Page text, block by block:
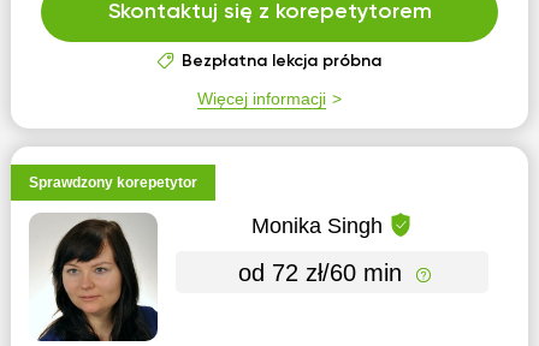
Skontaktuj się z korepetytorem
Bezpłatna lekcja próbna
Więcej informacji
Sprawdzony korepetytor
Monika Singh
od 72 zł/60 min